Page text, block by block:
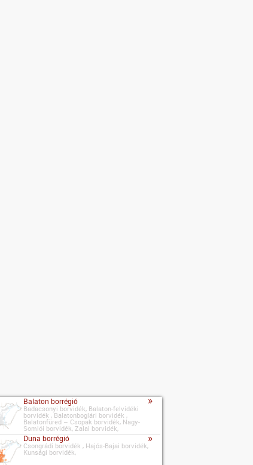
Balaton borrégió »
Badacsonyi borvidék, Balaton-felvidéki
borvidék , Balatonboglári borvidék ,
Balatonfüred – Csopak borvidék, Nagy-
Somlói borvidék, Zalai borvidék,
Duna borrégió »
Csongrádi borvidék , Hajós-Bajai borvidék,
Kunsági borvidék,